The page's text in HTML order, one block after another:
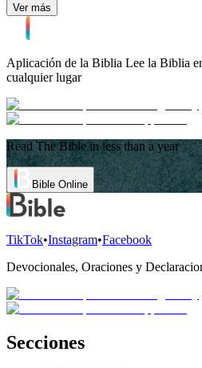
Ver más
Aplicación de la Biblia Lee la Biblia
cualquier lugar
Read The Bible in less than a year
Bible Online
TikTok•Instagram•Facebook
Devocionales, Oraciones y
Secciones